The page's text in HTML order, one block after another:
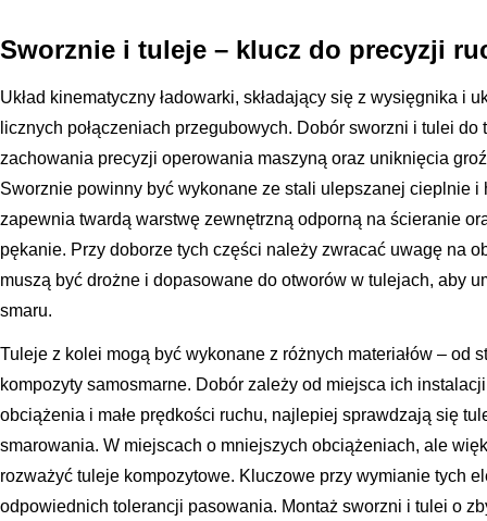
Sworznie i tuleje – klucz do precyzji
Układ kinematyczny ładowarki, składający się z wysięgnika i
licznych połączeniach przegubowych. Dobór sworzni i tulei do
zachowania precyzji operowania maszyną oraz uniknięcia
Sworznie powinny być wykonane ze stali ulepszanej cieplnie
zapewnia twardą warstwę zewnętrzną odporną na ścieranie
pękanie. Przy doborze tych części należy zwracać uwagę na
muszą być drożne i dopasowane do otworów w tulejach, aby
smaru.
Tuleje z kolei mogą być wykonane z różnych materiałów – od
kompozyty samosmarne. Dobór zależy od miejsca ich
obciążenia i małe prędkości ruchu, najlepiej sprawdzają się
smarowania. W miejscach o mniejszych obciążeniach, ale
rozważyć tuleje kompozytowe. Kluczowe przy wymianie tych
odpowiednich tolerancji pasowania. Montaż sworzni i tulei o